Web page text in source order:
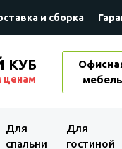
и сборка
КУБ
ценам
мебель
Для
спальни
Для
гостиной